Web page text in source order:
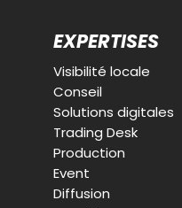
EXPERTISES
Visibilité locale
Conseil
Solutions digitales
Trading Desk
Production
Event
Diffusion